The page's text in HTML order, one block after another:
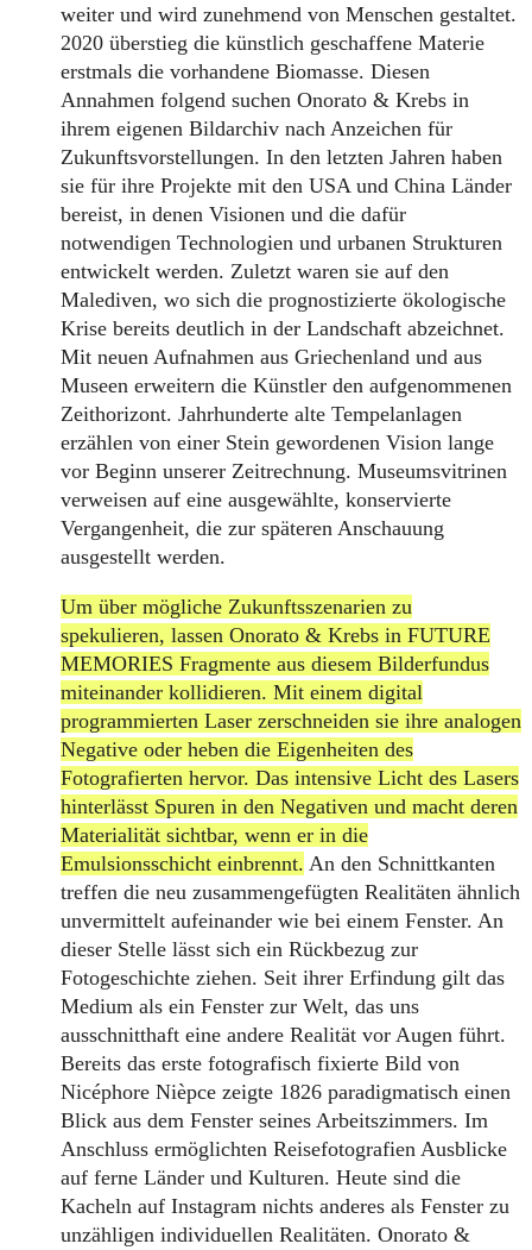
weiter und wird zunehmend von Menschen gestaltet.
2020 überstieg die künstlich geschaffene Materie
erstmals die vorhandene Biomasse. Diesen
Annahmen folgend suchen Onorato & Krebs in
ihrem eigenen Bildarchiv nach Anzeichen für
Zukunftsvorstellungen. In den letzten Jahren haben
sie für ihre Projekte mit den USA und China Länder
bereist, in denen Visionen und die dafür
notwendigen Technologien und urbanen Strukturen
entwickelt werden. Zuletzt waren sie auf den
Malediven, wo sich die prognostizierte ökologische
Krise bereits deutlich in der Landschaft abzeichnet.
Mit neuen Aufnahmen aus Griechenland und aus
Museen erweitern die Künstler den aufgenommenen
Zeithorizont. Jahrhunderte alte Tempelanlagen
erzählen von einer Stein gewordenen Vision lange
vor Beginn unserer Zeitrechnung. Museumsvitrinen
verweisen auf eine ausgewählte, konservierte
Vergangenheit, die zur späteren Anschauung
ausgestellt werden.
Um über mögliche Zukunftsszenarien zu
spekulieren, lassen Onorato & Krebs in FUTURE
MEMORIES Fragmente aus diesem Bilderfundus
miteinander kollidieren. Mit einem digital
programmierten Laser zerschneiden sie ihre analogen
Negative oder heben die Eigenheiten des
Fotografierten hervor. Das intensive Licht des Lasers
hinterlässt Spuren in den Negativen und macht deren
Materialität sichtbar, wenn er in die
Emulsionsschicht einbrennt. An den Schnittkanten
treffen die neu zusammengefügten Realitäten ähnlich
unvermittelt aufeinander wie bei einem Fenster. An
dieser Stelle lässt sich ein Rückbezug zur
Fotogeschichte ziehen. Seit ihrer Erfindung gilt das
Medium als ein Fenster zur Welt, das uns
ausschnitthaft eine andere Realität vor Augen führt.
Bereits das erste fotografisch fixierte Bild von
Nicéphore Nièpce zeigte 1826 paradigmatisch einen
Blick aus dem Fenster seines Arbeitszimmers. Im
Anschluss ermöglichten Reisefotografien Ausblicke
auf ferne Länder und Kulturen. Heute sind die
Kacheln auf Instagram nichts anderes als Fenster zu
unzähligen individuellen Realitäten. Onorato &